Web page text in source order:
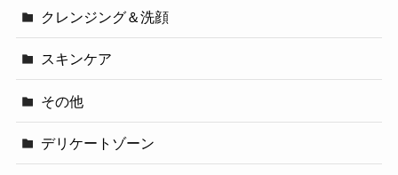
クレンジング＆洗顔
スキンケア
その他
デリケートゾーン